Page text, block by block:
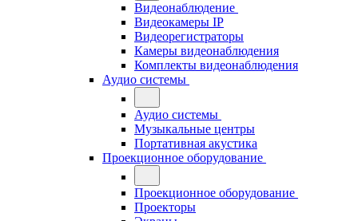
Видеонаблюдение
Видеокамеры IP
Видеорегистраторы
Камеры видеонаблюдения
Комплекты видеонаблюдения
Аудио системы
Аудио системы
Музыкальные центры
Портативная акустика
Проекционное оборудование
Проекционное оборудование
Проекторы